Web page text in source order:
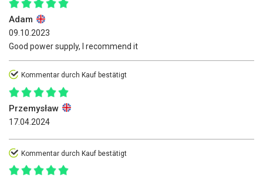
Adam
09.10.2023
Good power supply, I recommend it
Kommentar durch Kauf bestätigt
Przemysław
17.04.2024
Kommentar durch Kauf bestätigt